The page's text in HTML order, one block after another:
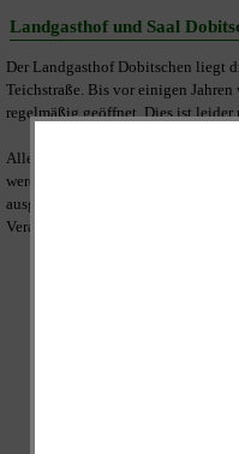
Landgasthof und Saal
Der Landgasthof Dobitschen liegt
Teichstraße. Bis vor einigen
regelmäßig geöffnet. Dies ist leider
Allerdings kann der Gasthof und /
werden. Dazu ist er in der
ausgestattet worden. Der Saal wird
Veranstaltungen genutzt: